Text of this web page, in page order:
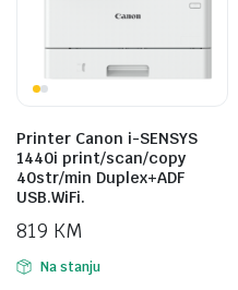
Printer Canon i-SENSYS
1440i print/scan/copy
40str/min Duplex+ADF
USB.WiFi.
819 KM
Na stanju